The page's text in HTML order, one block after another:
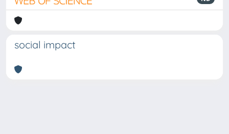
social impact